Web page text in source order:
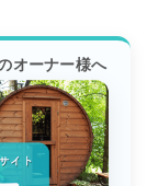
オーナー様へ